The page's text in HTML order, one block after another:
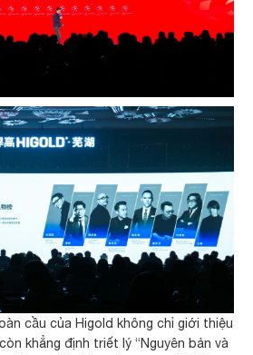
cầu của Higold không chỉ giới thiệu
khẳng định triết lý “Nguyên bản và